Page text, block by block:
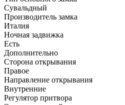
Сувальдный
Производитель замка
Италия
Ночная задвижка
Есть
Дополнительно
Сторона открывания
Правое
Направление открывания
Внутренние
Регулятор притвора